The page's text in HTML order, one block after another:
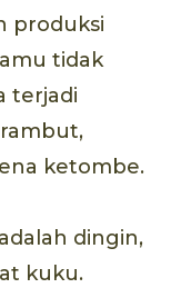
produksi
tidak
terjadi
ketombe.
dingin,
kuku.